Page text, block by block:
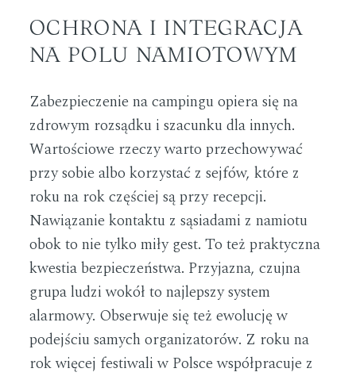
OCHRONA I INTEGRACJA
NA POLU NAMIOTOWYM
Zabezpieczenie na campingu opiera się na
zdrowym rozsądku i szacunku dla innych.
Wartościowe rzeczy warto przechowywać
przy sobie albo korzystać z sejfów, które z
roku na rok częściej są przy recepcji.
Nawiązanie kontaktu z sąsiadami z namiotu
obok to nie tylko miły gest. To też praktyczna
kwestia bezpieczeństwa. Przyjazna, czujna
grupa ludzi wokół to najlepszy system
alarmowy. Obserwuje się też ewolucję w
podejściu samych organizatorów. Z roku na
rok więcej festiwali w Polsce współpracuje z